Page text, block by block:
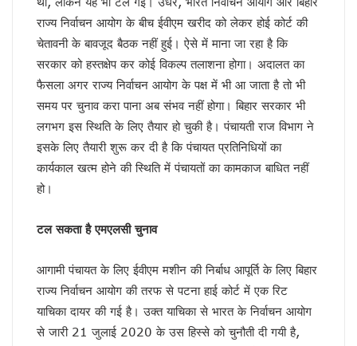
केशव का संकेत !
भाजपाई होते-होते रह गए शिवपाल!
बुरे दौर में नेपाल !
BSP का सियासी रिस्टार्ट!
संकट में एनडीए !
कृषि होगा विकास का आधार!
अशान्ति फैलाने की कोशिश में ट्रम्प !
भ्रष्टाचार पर चला योगी चाबुक !
चूक तो हो ही गई !
कश्मीर विवाद सुलझाने को तैयार पाक !
एक मुद्दे पर दो फाड़ हुआ विपक्ष !
विपक्षी गठबंधन को धार देंगे अखिलेश यादव
तेजस्वी नहीं, तेजप्रताप तो हैं न जी!
बिहार में मोदी का ‘फुले’ अटैक
संकट में डालर !
मायावती ने क्यों भेजा था जेल ?
राज्य निर्वाचन आयोग के बीच ईवीएम खरीद को लेकर होई कोर्ट की
चेतावनी के बावजूद बैठक नहीं हुई। ऐसे में माना जा रहा है कि
सरकार को हस्तक्षेप कर कोई विकल्प तलाशना होगा। अदालत का
फैसला अगर राज्य निर्वाचन आयोग के पक्ष में भी आ जाता है तो भी
समय पर चुनाव करा पाना अब संभव नहीं होगा। बिहार सरकार भी
लगभग इस स्थिति के लिए तैयार हो चुकी है। पंचायती राज विभाग ने
इसके लिए तैयारी शुरू कर दी है कि पंचायत प्रतिनिधियों का
कार्यकाल खत्‍म होने की स्थिति में पंचायतों का कामकाज बाधित नहीं
हो।
टल सकता है एमएलसी चुनाव
आगामी पंचायत के लिए ईवीएम मशीन की निर्बाध आपूर्ति के लिए बिहार
राज्य निर्वाचन आयोग की तरफ से पटना हाई कोर्ट में एक रिट
याचिका दायर की गई है। उक्त याचिका से भारत के निर्वाचन आयोग
से जारी 21 जुलाई 2020 के उस हिस्से को चुनौती दी गयी है,